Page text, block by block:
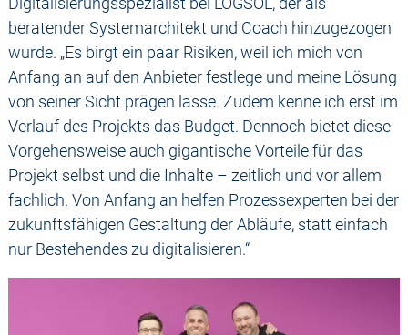
beratender Systemarchitekt und Coach hinzugezogen
wurde. „Es birgt ein paar Risiken, weil ich mich von
Anfang an auf den Anbieter festlege und meine Lösung
von seiner Sicht prägen lasse. Zudem kenne ich erst im
Verlauf des Projekts das Budget. Dennoch bietet diese
Vorgehensweise auch gigantische Vorteile für das
Projekt selbst und die Inhalte – zeitlich und vor allem
fachlich. Von Anfang an helfen Prozessexperten bei der
zukunftsfähigen Gestaltung der Abläufe, statt einfach
nur Bestehendes zu digitalisieren.“